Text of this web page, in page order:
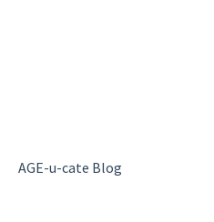
AGE-u-cate Blog